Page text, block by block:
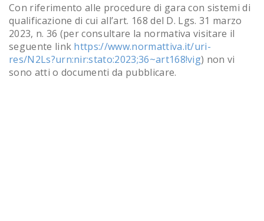
Con riferimento alle procedure di gara con sistemi di
qualificazione di cui all’art. 168 del D. Lgs. 31 marzo
2023, n. 36 (per consultare la normativa visitare il
seguente link https://www.normattiva.it/uri-
res/N2Ls?urn:nir:stato:2023;36~art168!vig) non vi
sono atti o documenti da pubblicare.